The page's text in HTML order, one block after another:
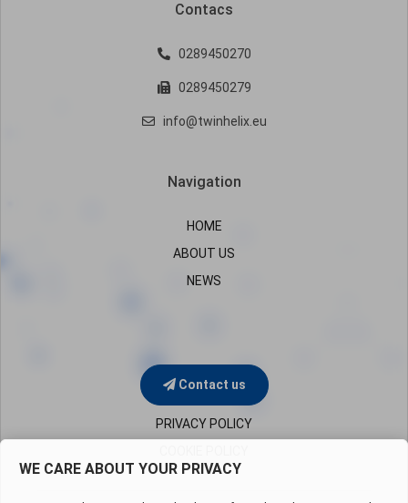
Contacs
0289450270
0289450279
info@twinhelix.eu
Navigation
HOME
ABOUT US
NEWS
Contact us
PRIVACY POLICY
WE CARE ABOUT YOUR PRIVACY